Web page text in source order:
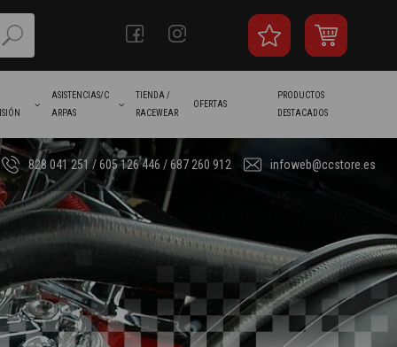
ASISTENCIAS/C
ARPAS
TIENDA /
RACEWEAR
OFERTAS
PRODUCTOS
DESTACADOS
828 041 251 / 605 126 446 / 687 260 912 infoweb@ccstore.es